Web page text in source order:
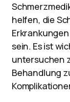
helfen, die
sein. Es ist
untersuchen
Behandlung